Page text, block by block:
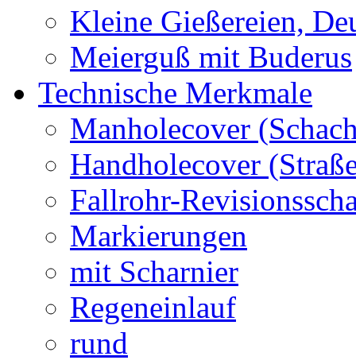
Kleine Gießereien,
Meierguß mit Buderus
Technische Merkmale
Manholecover
Handholecover
Fallrohr-
Markierungen
mit Scharnier
Regeneinlauf
rund